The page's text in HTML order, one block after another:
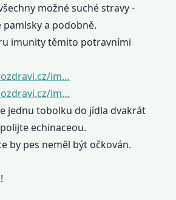
možné suché stravy -
pamlsky a podobně.
imunity těmito potravními
im…
im…
jednu tobolku do jídla dvakrát
echinaceou.
by pes neměl být očkován.